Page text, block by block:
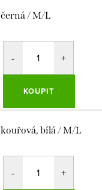
černá / M/L
KOUPIT
kouřová, bílá / M/L